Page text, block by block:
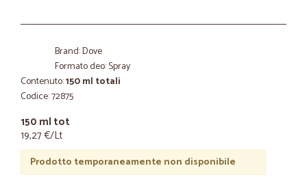
Brand: Dove
Formato deo: Spray
Contenuto:150 ml totali
Codice: 72875
150 ml tot
19,27 €/Lt
Prodotto temporaneamente non disponibile